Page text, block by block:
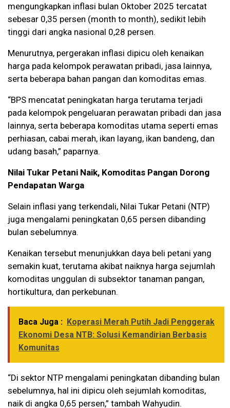
mengungkapkan inflasi bulan Oktober 2025 tercatat
sebesar 0,35 persen (month to month), sedikit lebih
tinggi dari angka nasional 0,28 persen.
Menurutnya, pergerakan inflasi dipicu oleh kenaikan
harga pada kelompok perawatan pribadi, jasa lainnya,
serta beberapa bahan pangan dan komoditas emas.
“BPS mencatat peningkatan harga terutama terjadi
pada kelompok pengeluaran perawatan pribadi dan jasa
lainnya, serta beberapa komoditas utama seperti emas
perhiasan, cabai merah, ikan layang, ikan bandeng, dan
udang basah,” paparnya.
Nilai Tukar Petani Naik, Komoditas Pangan Dorong
Pendapatan Warga
Selain inflasi yang terkendali, Nilai Tukar Petani (NTP)
juga mengalami peningkatan 0,65 persen dibanding
bulan sebelumnya.
Kenaikan tersebut menunjukkan daya beli petani yang
semakin kuat, terutama akibat naiknya harga sejumlah
komoditas unggulan di subsektor tanaman pangan,
hortikultura, dan perkebunan.
Baca Juga : Koperasi Merah Putih Jadi Penggerak
Ekonomi Desa NTB: Solusi Kemandirian Berbasis
Komunitas
“Di sektor NTP mengalami peningkatan dibanding bulan
sebelumnya, hal ini dipicu oleh sejumlah komoditas,
naik di angka 0,65 persen,” tambah Wahyudin.